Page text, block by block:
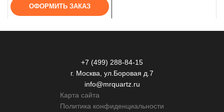
ОФОРМИТЬ ЗАКАЗ
+7 (499) 288-84-15
г. Москва, ул.Боровая д.7
info@mrquartz.ru
Карта сайта
Политика конфиденциальности